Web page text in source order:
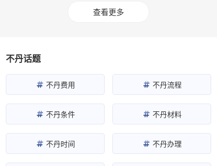
查看更多
不丹话题
不丹费用 不丹流程
不丹条件 不丹材料
不丹时间 不丹办理